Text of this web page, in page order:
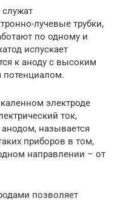
лучевые трубки,
по одному и
испускает
к аноду с высоким
потенциалом.
электроде
ток,
называется
приборов в том,
направлении – от
позволяет